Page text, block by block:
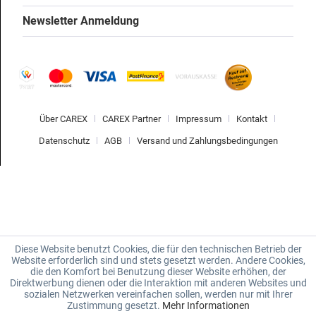
Newsletter Anmeldung
Über CAREX CAREX Partner Impressum Kontakt
Datenschutz AGB Versand und Zahlungsbedingungen
Diese Website benutzt Cookies, die für den technischen Betrieb der
Website erforderlich sind und stets gesetzt werden. Andere Cookies,
die den Komfort bei Benutzung dieser Website erhöhen, der
Direktwerbung dienen oder die Interaktion mit anderen Websites und
sozialen Netzwerken vereinfachen sollen, werden nur mit Ihrer
Zustimmung gesetzt. Mehr Informationen